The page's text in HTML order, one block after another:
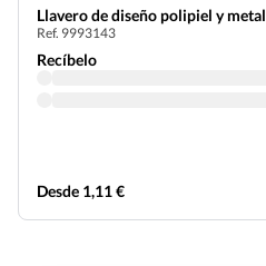
Llavero de diseño polipiel y metal
Ref. 9993143
Recíbelo
Desde 1,11 €